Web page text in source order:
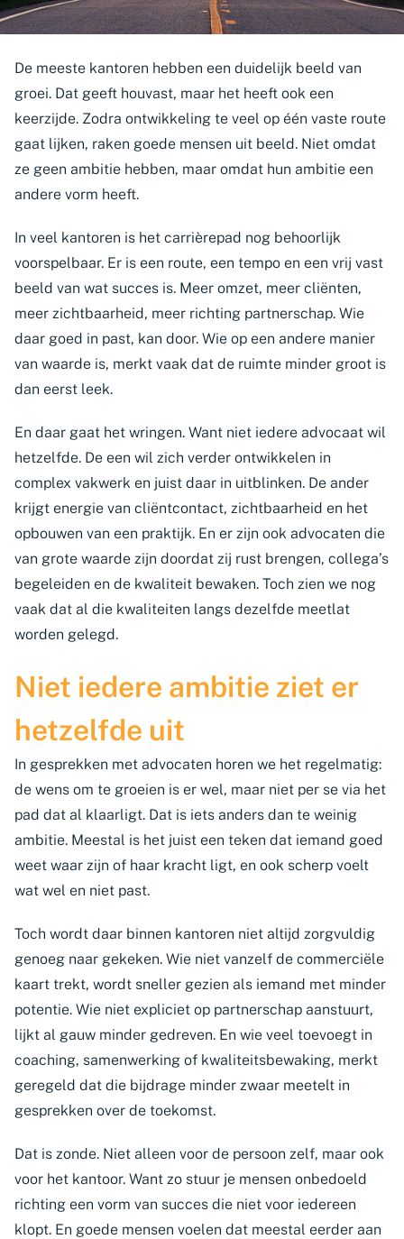
​De meeste kantoren hebben een duidelijk beeld van
groei. Dat geeft houvast, maar het heeft ook een
keerzijde. Zodra ontwikkeling te veel op één vaste route
gaat lijken, raken goede mensen uit beeld. Niet omdat
ze geen ambitie hebben, maar omdat hun ambitie een
andere vorm heeft.
In veel kantoren is het carrièrepad nog behoorlijk
voorspelbaar. Er is een route, een tempo en een vrij vast
beeld van wat succes is. Meer omzet, meer cliënten,
meer zichtbaarheid, meer richting partnerschap. Wie
daar goed in past, kan door. Wie op een andere manier
van waarde is, merkt vaak dat de ruimte minder groot is
dan eerst leek.
En daar gaat het wringen. Want niet iedere advocaat wil
hetzelfde. De een wil zich verder ontwikkelen in
complex vakwerk en juist daar in uitblinken. De ander
krijgt energie van cliëntcontact, zichtbaarheid en het
opbouwen van een praktijk. En er zijn ook advocaten die
van grote waarde zijn doordat zij rust brengen, collega’s
begeleiden en de kwaliteit bewaken. Toch zien we nog
vaak dat al die kwaliteiten langs dezelfde meetlat
worden gelegd.
Niet iedere ambitie ziet er
hetzelfde uit
In gesprekken met advocaten horen we het regelmatig:
de wens om te groeien is er wel, maar niet per se via het
pad dat al klaarligt. Dat is iets anders dan te weinig
ambitie. Meestal is het juist een teken dat iemand goed
weet waar zijn of haar kracht ligt, en ook scherp voelt
wat wel en niet past.
Toch wordt daar binnen kantoren niet altijd zorgvuldig
genoeg naar gekeken. Wie niet vanzelf de commerciële
kaart trekt, wordt sneller gezien als iemand met minder
potentie. Wie niet expliciet op partnerschap aanstuurt,
lijkt al gauw minder gedreven. En wie veel toevoegt in
coaching, samenwerking of kwaliteitsbewaking, merkt
geregeld dat die bijdrage minder zwaar meetelt in
gesprekken over de toekomst.
Dat is zonde. Niet alleen voor de persoon zelf, maar ook
voor het kantoor. Want zo stuur je mensen onbedoeld
richting een vorm van succes die niet voor iedereen
klopt. En goede mensen voelen dat meestal eerder aan